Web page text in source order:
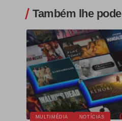
Também lhe
MULTIMÉDIA NOTÍCIAS